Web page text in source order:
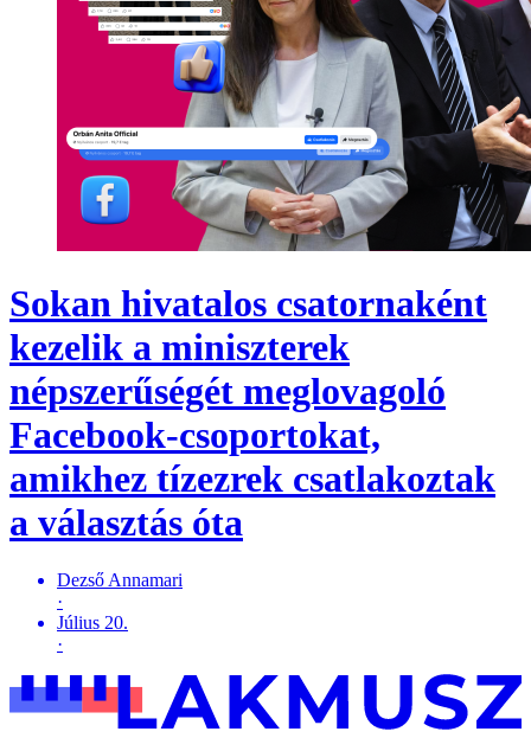
Sokan hivatalos csatornaként
kezelik a miniszterek
népszerűségét meglovagoló
Facebook-csoportokat,
amikhez tízezrek csatlakoztak
a választás óta
Dezső Annamari
·
Július 20.
·